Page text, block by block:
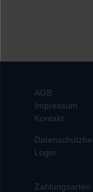
AGB
Impressum
Kontakt
Login
Zahlungsarten